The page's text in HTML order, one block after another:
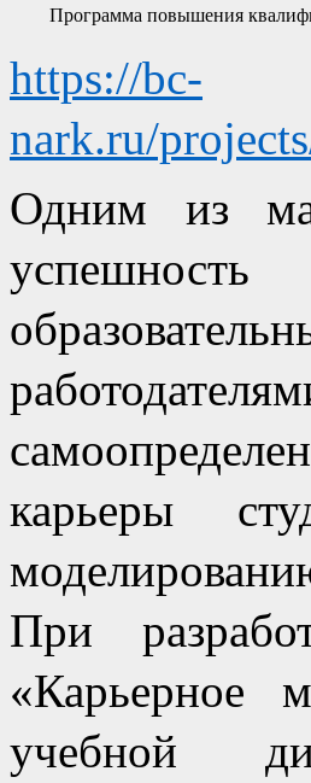
Программа повышения
https://bc-
nark.ru/
Одним из
карьеры
При
«Карьерное
учебной